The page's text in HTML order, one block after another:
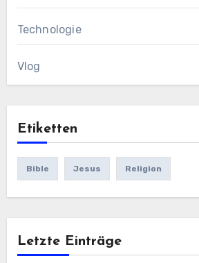
Technologie
Vlog
Etiketten
Bible Jesus Religion
Letzte Einträge